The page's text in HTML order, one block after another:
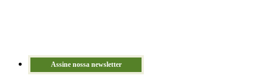
Assine nossa newsletter